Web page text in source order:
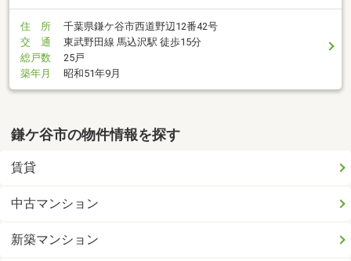
住 所
千葉県鎌ケ谷市西道野辺12番42号
交 通
東武野田線 馬込沢駅 徒歩15分
総戸数
25戸
築年月
昭和51年9月
鎌ケ谷市の物件情報を探す
賃貸
中古マンション
新築マンション